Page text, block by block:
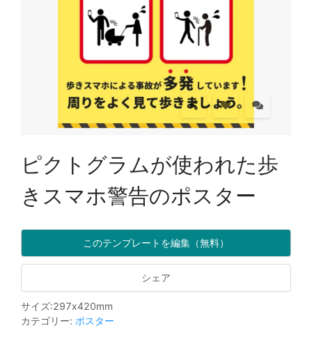
ピクトグラムが使われた歩
きスマホ警告のポスター
このテンプレートを編集（無料）
シェア
サイズ:297x420mm
カテゴリー: ポスター